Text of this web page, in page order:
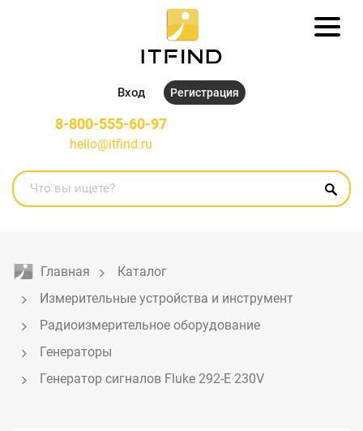
Вход Регистрация
8-800-555-60-97
hello@itfind.ru
Главная
Каталог
Измерительные устройства и инструмент
Радиоизмерительное оборудование
Генераторы
Генератор сигналов Fluke 292-E 230V